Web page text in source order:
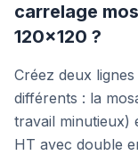
carrelage
120×120 ?
Créez deux
différents : la
travail minutieux)
HT avec double